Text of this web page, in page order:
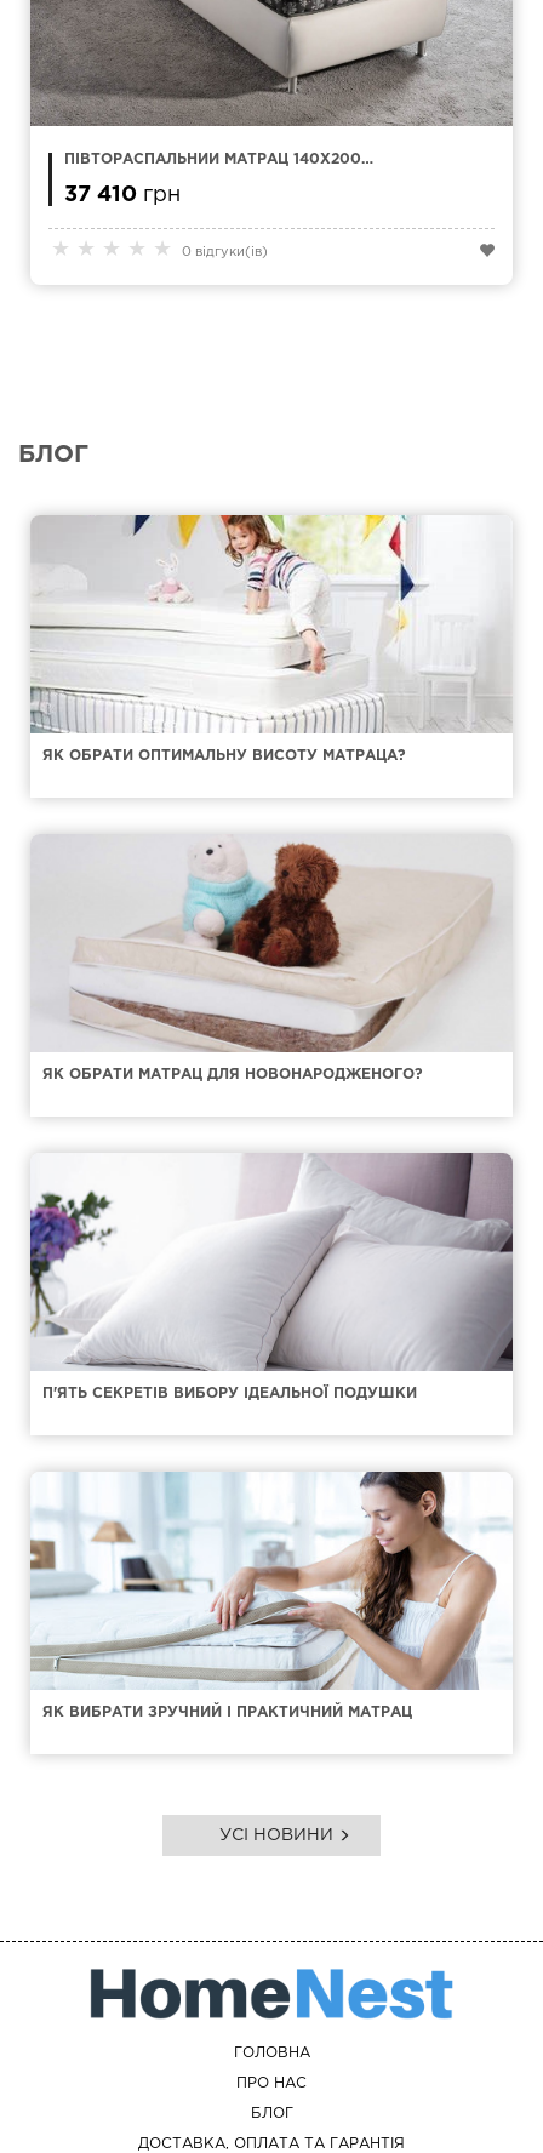
★ ★ ★ ★ ★ 0 відгуки(ів)
ПІВТОРАСПАЛЬНИЙ МАТРАЦ 140Х200
37 410 грн
БЛОГ
ЯК ОБРАТИ ОПТИМАЛЬНУ ВИСОТУ МАТРАЦА?
ЯК ОБРАТИ МАТРАЦ ДЛЯ НОВОНАРОДЖЕНОГО?
П'ЯТЬ СЕКРЕТІВ ВИБОРУ ІДЕАЛЬНОЇ ПОДУШКИ
ЯК ВИБРАТИ ЗРУЧНИЙ І ПРАКТИЧНИЙ МАТРАЦ
УСІ НОВИНИ
ГОЛОВНА
ПРО НАС
БЛОГ
ДОСТАВКА, ОПЛАТА ТА ГАРАНТІЯ